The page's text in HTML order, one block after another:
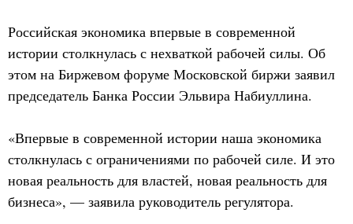
Российская экономика впервые в современной
истории столкнулась с нехваткой рабочей силы. Об
этом на Биржевом форуме Московской биржи заявил
председатель Банка России Эльвира Набиуллина.
«Впервые в современной истории наша экономика
столкнулась с ограничениями по рабочей силе. И это
новая реальность для властей, новая реальность для
бизнеса», — заявила руководитель регулятора.